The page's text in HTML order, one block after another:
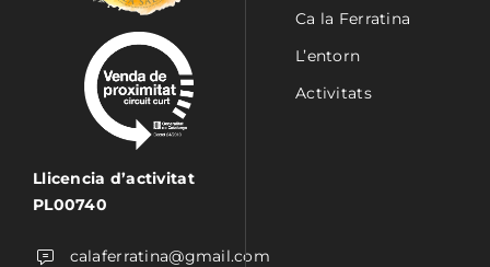
Llicencia d’activitat
PL00740
calaferratina@gmail.com
Ca la Ferratina
L’entorn
Activitats